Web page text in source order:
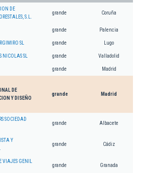
DE
S.L.
grande Coruña
grande Palencia
SL grande Lugo
NICOLAS SL grande Valladolid
grande Madrid
DE
Y DISEÑO
grande Madrid
SOCIEDAD
grande Albacete
Y
grande Cádiz
VIAJES GENIL
grande Granada